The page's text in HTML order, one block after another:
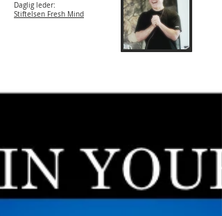
Daglig leder:
Stiftelsen Fresh Mind